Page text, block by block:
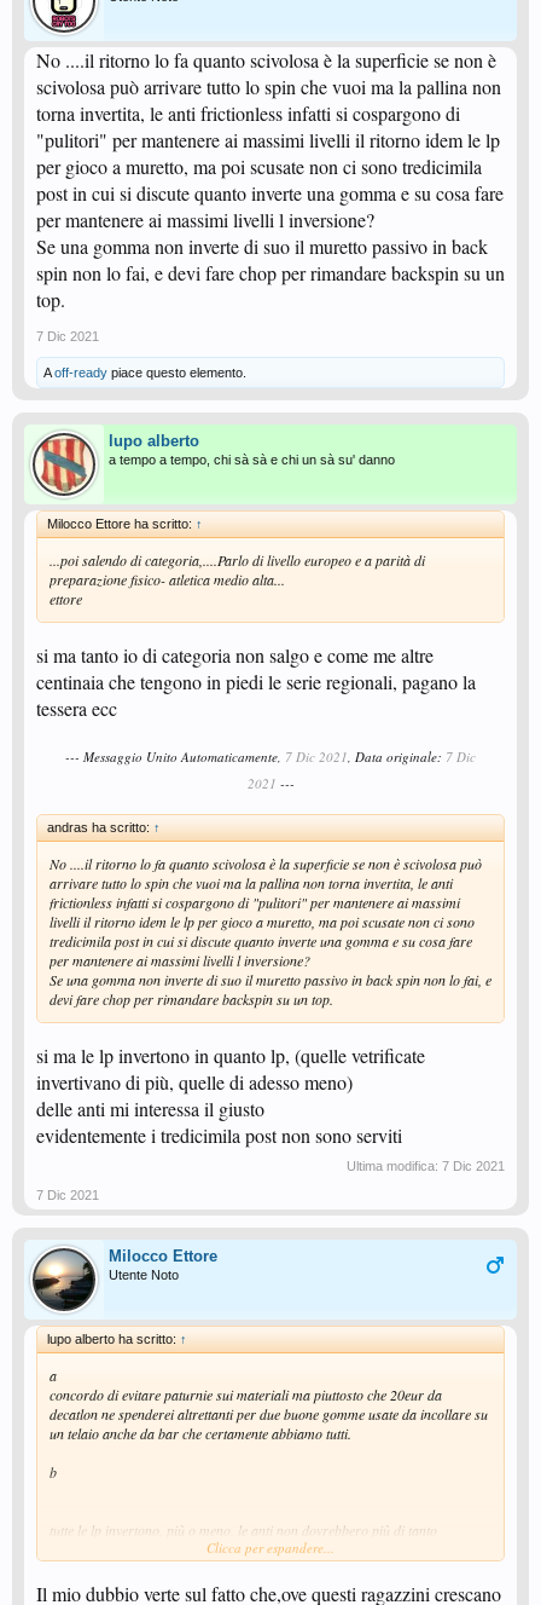
No ....il ritorno lo fa quanto scivolosa è la superficie se non è
scivolosa può arrivare tutto lo spin che vuoi ma la pallina non
torna invertita, le anti frictionless infatti si cospargono di
"pulitori" per mantenere ai massimi livelli il ritorno idem le lp
per gioco a muretto, ma poi scusate non ci sono tredicimila
post in cui si discute quanto inverte una gomma e su cosa fare
per mantenere ai massimi livelli l inversione?
Se una gomma non inverte di suo il muretto passivo in back
spin non lo fai, e devi fare chop per rimandare backspin su un
top.
7 Dic 2021
Aoff-ready piace questo elemento.
lupo alberto
a tempo a tempo, chi sà sà e chi un sà su' danno
Milocco Ettore ha scritto: ↑
...poi salendo di categoria,....Parlo di livello europeo e a parità di
preparazione fisico- atletica medio alta...
ettore
si ma tanto io di categoria non salgo e come me altre
centinaia che tengono in piedi le serie regionali, pagano la
tessera ecc
--- Messaggio Unito Automaticamente, 7 Dic 2021, Data originale: 7 Dic
2021 ---
andras ha scritto: ↑
No ....il ritorno lo fa quanto scivolosa è la superficie se non è scivolosa può
arrivare tutto lo spin che vuoi ma la pallina non torna invertita, le anti
frictionless infatti si cospargono di "pulitori" per mantenere ai massimi
livelli il ritorno idem le lp per gioco a muretto, ma poi scusate non ci sono
tredicimila post in cui si discute quanto inverte una gomma e su cosa fare
per mantenere ai massimi livelli l inversione?
Se una gomma non inverte di suo il muretto passivo in back spin non lo fai, e
devi fare chop per rimandare backspin su un top.
si ma le lp invertono in quanto lp, (quelle vetrificate
invertivano di più, quelle di adesso meno)
delle anti mi interessa il giusto
evidentemente i tredicimila post non sono serviti
Ultima modifica: 7 Dic 2021
7 Dic 2021
Milocco Ettore
Utente Noto
lupo alberto ha scritto: ↑
a
concordo di evitare paturnie sui materiali ma piuttosto che 20eur da
decatlon ne spenderei altrettanti per due buone gomme usate da incollare su
un telaio anche da bar che certamente abbiamo tutti.
b
tutte le lp invertono, più o meno, le anti non dovrebbero più di tanto
il ritorno di spin lo fa la gomma ... di chi attacca
della lp ma a parità di lp la differenza la fanno polso, timing e sensibilità del
Clicca per espandere...
Il mio dubbio verte sul fatto che,ove questi ragazzini crescano